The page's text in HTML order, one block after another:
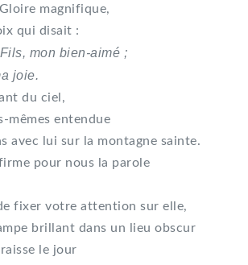
magnifique,
qui disait :
mon bien-aimé ;
joie.
du ciel,
mêmes entendue
avec lui sur la montagne sainte.
pour nous la parole
fixer votre attention sur elle,
brillant dans un lieu obscur
le jour